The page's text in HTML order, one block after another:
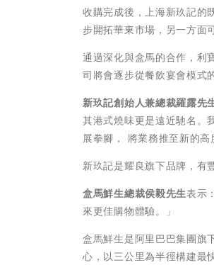
收購完成後，上海新玖記的
步開拓華東市場，另一方面
通過深化與盒馬的合作，利
司將會逐步從餐飲宴會模式
新玖記創始人兼總裁羅露先
其港式燒味更是遠近馳名。
展拳腳， 將業務推至新的高
新玖記是耀良旗下品牌，有
盒馬鮮生總裁侯毅先生表示
來更佳購物體驗。」
盒馬鮮生是阿里巴巴集團旗
心，以三公里為半徑構建最